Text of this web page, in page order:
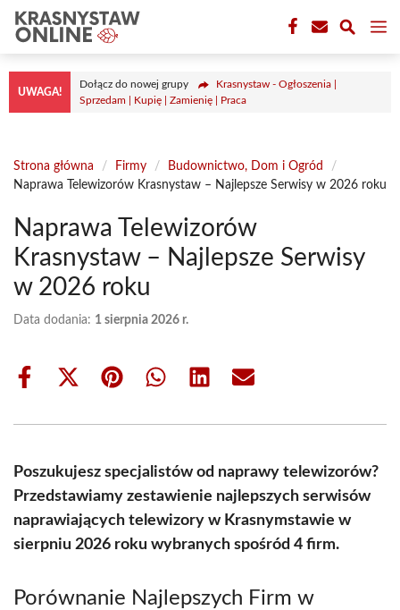
Przejdź
treści
UWAGA!
Dołącz do nowej grupy
Krasnystaw - Ogłoszenia |
Sprzedam | Kupię | Zamienię | Praca
Strona główna / Firmy / Budownictwo, Dom i Ogród
/
Naprawa Telewizorów Krasnystaw – Najlepsze Serwisy w 2026 roku
Naprawa Telewizorów
Krasnystaw – Najlepsze Serwisy
w 2026 roku
Data dodania: 1 sierpnia 2026 r.
Share
Share
(Twitter)
Share Share Share Share
Poszukujesz specjalistów od naprawy telewizorów?
Przedstawiamy zestawienie najlepszych serwisów
naprawiających telewizory w Krasnymstawie w
sierpniu 2026 roku wybranych spośród 4 firm.
Porównanie Najlepszych Firm w